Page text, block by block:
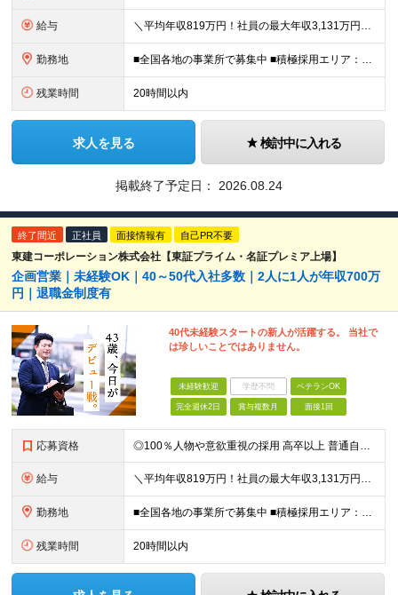
給与 ＼平均年収819万円！社員の最大年収3,131万円／ ＼2人に1人が年収700万円以上／ ＼5人に1人が年収1,000万円以上！／ 固定給だけで、年収524万円も可能！ インセンティブだけでなく固定給
勤務地 ■全国各地の事業所で募集中 ■積極採用エリア：東京・神奈川・埼玉・千葉・愛知 ※希望の勤務地で働ける！通勤可能な事業所を選定していきます ※地元に戻って働きたいUターン希望者も歓迎します！ ※社用車を
残業時間 20時間以内
求人を見る 検討中に入れる
掲載終了予定日： 2026.08.24
終了間近 正社員 面接情報有 自己PR不要
東建コーポレーション株式会社【東証プライム・名証プレミア上場】
企画営業｜未経験OK｜40～50代入社多数｜2人に1人が年収700万
円｜退職金制度有
40代未経験スタートの新人が活躍する。 当社で
は珍しいことではありません。
未経験歓迎 学歴不問 ベテランOK
完全週休2日 賞与複数月 面接1回
応募資格 ◎100％人物や意欲重視の採用 高卒以上 普通自動車第一種運転免許取得者（AT限定可） ★職歴は全く問いません！ 前向きにコツコツと向き合える方であれば結果がついてくるお仕事です。 現職・無職、正社
給与 ＼平均年収819万円！社員の最大年収3,131万円／ ＼2人に1人が年収700万円以上／ ＼5人に1人が年収1,000万円以上！／ 固定給だけで、年収524万円も可能！ インセンティブだけでなく固定給
勤務地 ■全国各地の事業所で募集中 ■積極採用エリア：東京・神奈川・埼玉・千葉・愛知 ※希望の勤務地で働ける！通勤可能な事業所を選定していきます ※地元に戻って働きたいUターン希望者も歓迎します！ ※社用車を
残業時間 20時間以内